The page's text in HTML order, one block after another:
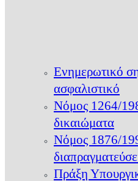
Ενημερωτικό
ασφαλιστικό
Νόμος 1264/
δικαιώματα
Νόμος 1876/
Πράξη